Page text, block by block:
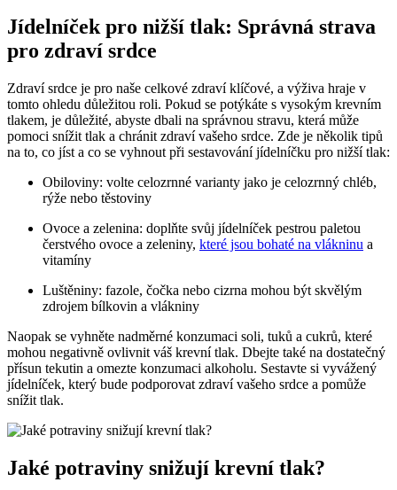
Jídelníček pro nižší tlak: Správná strava
pro zdraví srdce
Zdraví srdce je pro naše celkové zdraví klíčové, a výživa hraje v
tomto ohledu důležitou roli. Pokud se potýkáte s vysokým krevním
tlakem, je důležité, abyste dbali na správnou stravu, která může
pomoci snížit tlak a chránit zdraví vašeho srdce. Zde je několik tipů
na to, co jíst a co se vyhnout při sestavování jídelníčku pro nižší tlak:
Obiloviny: volte celozrnné varianty jako je celozrnný chléb,
rýže nebo těstoviny
Ovoce a zelenina: doplňte svůj jídelníček pestrou paletou
čerstvého ovoce a zeleniny, které jsou bohaté na vlákninu a
vitamíny
Luštěniny: fazole, čočka nebo cizrna mohou být skvělým
zdrojem bílkovin a vlákniny
Naopak se vyhněte nadměrné konzumaci soli, tuků a cukrů, které
mohou negativně ovlivnit váš krevní tlak. Dbejte také na dostatečný
přísun tekutin a omezte konzumaci alkoholu. Sestavte si vyvážený
jídelníček, který bude podporovat zdraví vašeho srdce a pomůže
snížit tlak.
Jaké potraviny snižují krevní tlak?